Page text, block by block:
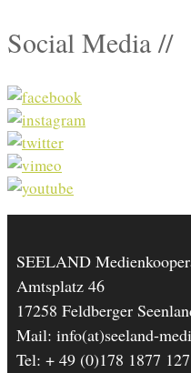
Social Media //
SEELAND
Amtsplatz 46
17258 Feldberger
Mail: info(at)seeland-
Tel: + 49 (0)178 1877 127